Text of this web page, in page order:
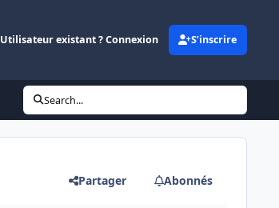
Utilisateur existant ? Connexion S’inscrire
Search...
Partager Abonnés